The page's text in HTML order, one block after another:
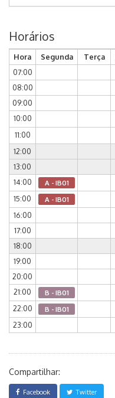
Horários
Hora Segunda Terça
07:00
08:00
09:00
10:00
11:00
12:00
13:00
14:00
A - IB01
15:00 A - IB01
16:00
17:00
18:00
19:00
20:00
21:00
B - IB01
22:00 B - IB01
23:00
Compartilhar:
Facebook Twitter